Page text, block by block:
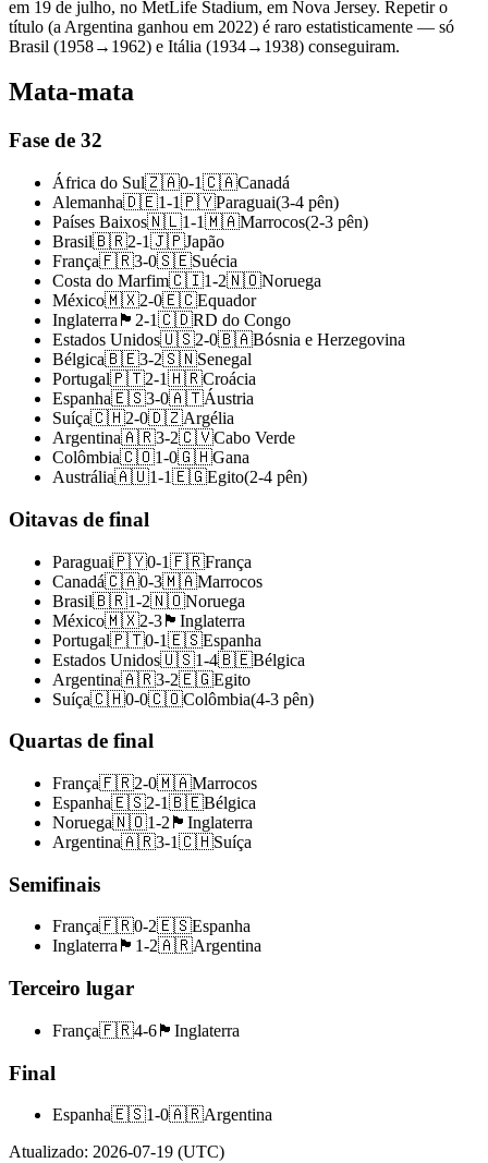
em 19 de julho, no MetLife Stadium, em Nova Jersey. Repetir o
título (a Argentina ganhou em 2022) é raro estatisticamente — só
Brasil (1958→1962) e Itália (1934→1938) conseguiram.
Mata-mata
Fase de 32
África do Sul🇿🇦0-1🇨🇦Canadá
Alemanha🇩🇪1-1🇵🇾Paraguai(3-4 pên)
Países Baixos🇳🇱1-1🇲🇦Marrocos(2-3 pên)
Brasil🇧🇷2-1🇯🇵Japão
França🇫🇷3-0🇸🇪Suécia
Costa do Marfim🇨🇮1-2🇳🇴Noruega
México🇲🇽2-0🇪🇨Equador
Inglaterra 🏴󠁧󠁢󠁥󠁮󠁧󠁿 2-1🇨🇩RD do Congo
Estados Unidos🇺🇸2-0🇧🇦Bósnia e Herzegovina
Bélgica🇧🇪3-2🇸🇳Senegal
Portugal🇵🇹2-1🇭🇷Croácia
Espanha🇪🇸3-0🇦🇹Áustria
Suíça🇨🇭2-0🇩🇿Argélia
Argentina🇦🇷3-2🇨🇻Cabo Verde
Colômbia🇨🇴1-0🇬🇭Gana
Austrália🇦🇺1-1🇪🇬Egito(2-4 pên)
Oitavas de final
Paraguai🇵🇾0-1🇫🇷França
Canadá🇨🇦0-3🇲🇦Marrocos
Brasil🇧🇷1-2🇳🇴Noruega
México🇲🇽2-3 🏴󠁧󠁢󠁥󠁮󠁧󠁿 Inglaterra
Portugal🇵🇹0-1🇪🇸Espanha
Estados Unidos🇺🇸1-4🇧🇪Bélgica
Argentina🇦🇷3-2🇪🇬Egito
Suíça🇨🇭0-0🇨🇴Colômbia(4-3 pên)
Quartas de final
França🇫🇷2-0🇲🇦Marrocos
Espanha🇪🇸2-1🇧🇪Bélgica
Noruega🇳🇴1-2 🏴󠁧󠁢󠁥󠁮󠁧󠁿 Inglaterra
Argentina🇦🇷3-1🇨🇭Suíça
Semifinais
França🇫🇷0-2🇪🇸Espanha
Inglaterra 🏴󠁧󠁢󠁥󠁮󠁧󠁿 1-2🇦🇷Argentina
Terceiro lugar
França🇫🇷4-6 🏴󠁧󠁢󠁥󠁮󠁧󠁿 Inglaterra
Final
Espanha🇪🇸1-0🇦🇷Argentina
Atualizado: 2026-07-19 (UTC)